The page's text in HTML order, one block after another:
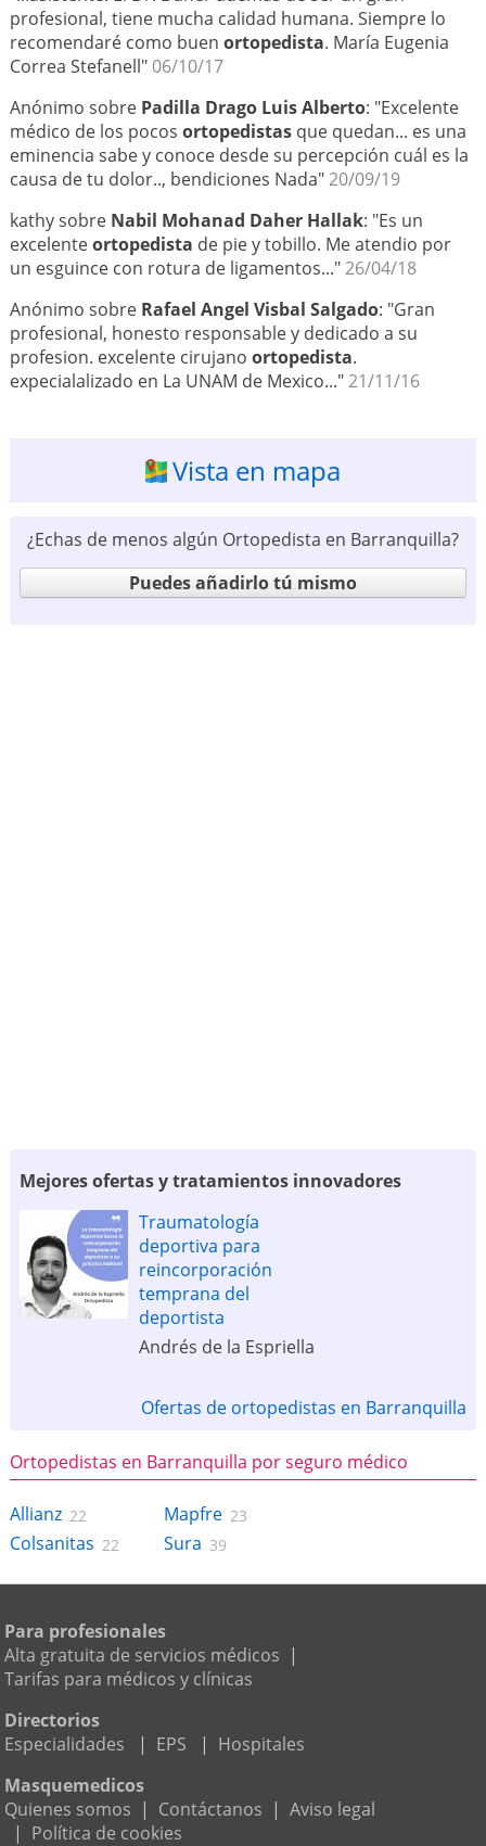
profesional, tiene mucha calidad humana. Siempre lo
recomendaré como buen ortopedista. María Eugenia
Correa Stefanell" 06/10/17
Anónimo sobre Padilla Drago Luis Alberto: "Excelente
médico de los pocos ortopedistasque quedan... es una
eminencia sabe y conoce desde su percepción cuál es la
causa de tu dolor.., bendiciones Nada"20/09/19
kathy sobre Nabil Mohanad Daher Hallak: "Es un
excelenteortopedista de pie y tobillo. Me atendio por
un esguince con rotura de ligamentos..."26/04/18
Anónimo sobre Rafael Angel Visbal Salgado: "Gran
profesional, honesto responsable y dedicado a su
profesion. excelente cirujano ortopedista.
expecialalizado en La UNAM de Mexico..."21/11/16
Vista en mapa
¿Echas de menos algún Ortopedista en Barranquilla?
Puedes añadirlo tú mismo
Mejores ofertas y tratamientos innovadores
Traumatología
deportiva para
reincorporación
temprana del
deportista
Andrés de la Espriella
Ofertas de ortopedistas en Barranquilla
Ortopedistas en Barranquilla por seguro médico
Allianz 22
Colsanitas 22
Mapfre 23
Sura 39
Para profesionales
Alta gratuita de servicios médicos |
Tarifas para médicos y clínicas
Directorios
Especialidades
| EPS | Hospitales
Masquemedicos
Quienes somos | Contáctanos | Aviso legal
| Política de cookies